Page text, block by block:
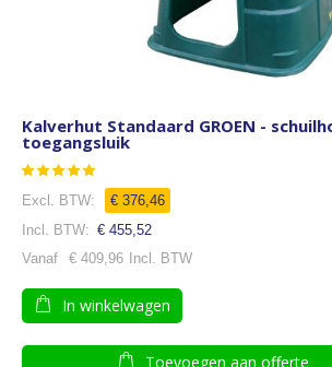
Kalverhut Standaard GROEN -
toegangsluik
Waardering:
99
100
€ 376,46
€ 455,52
Vanaf
€ 409,96
In winkelwagen
Toevoegen aan offerte